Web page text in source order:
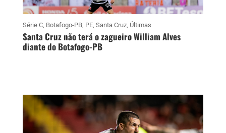
Série C, Botafogo-PB, PE, Santa Cruz, Últimas
Santa Cruz não terá o zagueiro William Alves
diante do Botafogo-PB